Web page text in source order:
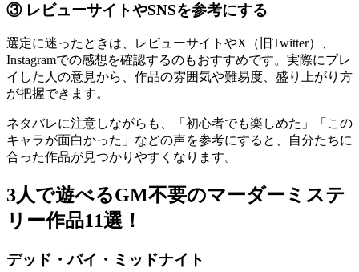
③ レビューサイトやSNSを参考にする
選定に迷ったときは、レビューサイトやX（旧Twitter）、
Instagramでの感想を確認するのもおすすめです。実際にプレ
イした人の意見から、作品の雰囲気や難易度、盛り上がり方
が把握できます。
ネタバレに注意しながらも、「初心者でも楽しめた」「この
キャラが面白かった」などの声を参考にすると、自分たちに
合った作品が見つかりやすくなります。
3人で遊べるGM不要のマーダーミステ
リー作品11選！
デッド・バイ・ミッドナイト